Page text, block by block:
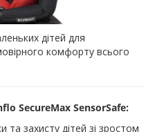
дітей для
комфорту всього
SecureMax SensorSafe:
та захисту дітей зі зростом